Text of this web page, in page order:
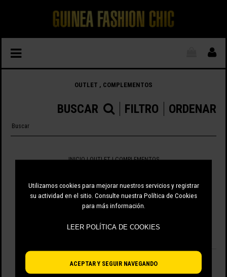
Utilizamos cookies para mejorar nuestros servicios y registrar
su actividad en el sitio. Consulte nuestra Política de Cookies
para más información.
ACEPTAR Y SEGUIR NAVEGANDO
OUTLET , COMPLEMENTOS
ORDENAR
FILTRO
BUSCAR
INICIO|OUTLET| COMPLEMENTOS
No hay artículos disponibles.
VIENDO 0 - 0 DE 0 ARTÍCULOS
LEER POLÍTICA DE COOKIES